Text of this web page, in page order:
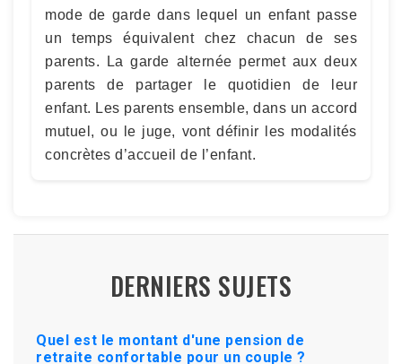
mode de garde dans lequel un enfant passe
un temps équivalent chez chacun de ses
parents. La garde alternée permet aux deux
parents de partager le quotidien de leur
enfant. Les parents ensemble, dans un accord
mutuel, ou le juge, vont définir les modalités
concrètes d’accueil de l’enfant.
DERNIERS SUJETS
Quel est le montant d'une pension de
retraite confortable pour un couple ?